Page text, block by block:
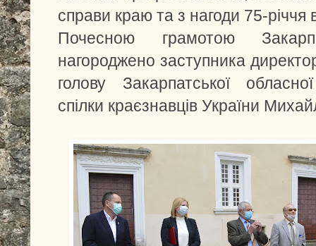
справи краю та з нагоди 75-річчя
Почесною грамотою
нагороджено заступника
голову Закарпатської
спілки краєзнавців України